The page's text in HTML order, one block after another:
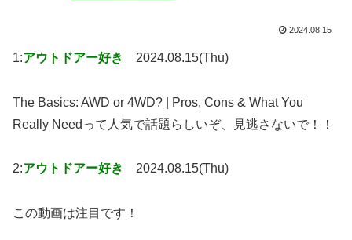
2024.08.15
1:アウトドアー好き 2024.08.15(Thu)
The Basics: AWD or 4WD? | Pros, Cons & What You
Really Needって人気で話題らしいぞ、見逃さないで！！
2:アウトドアー好き 2024.08.15(Thu)
この動画は注目です！